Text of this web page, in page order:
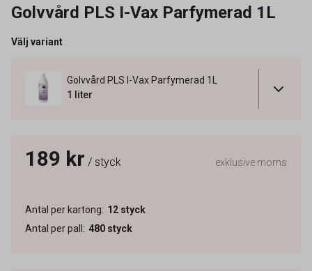
Golvvård PLS I-Vax Parfymerad 1L
Välj variant
Golvvård PLS I-Vax Parfymerad 1L
1 liter
189 kr / styck exklusive moms
Antal per kartong: 12 styck
Antal per pall : 480 styck